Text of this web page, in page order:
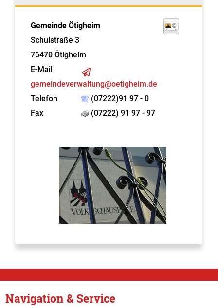
Gemeinde Ötigheim
Schulstraße 3
76470 Ötigheim
E-Mail
gemeindeverwaltung@oetigheim.de
Telefon
(07222)91 97 - 0
Fax
(07222) 91 97 - 97
Navigation & Service